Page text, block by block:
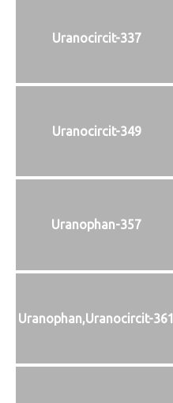
Uranocircit-337
Uranocircit-349
Uranophan-357
Uranophan,Uranocircit-361